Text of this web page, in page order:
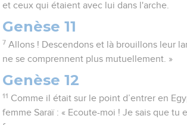
et ceux qui étaient avec lui dans l'arche.
Genèse 11
7 Allons ! Descendons et là brouillons leur
ne se comprennent plus mutuellement. »
Genèse 12
11 Comme il était sur le point d’entrer en
femme Saraï : « Ecoute-moi ! Je sais que tu